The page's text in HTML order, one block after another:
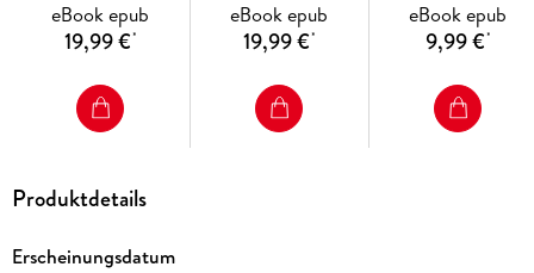
eBook epub
19,99 €*
eBook epub
19,99 €*
eBook epub
9,99 €*
Produktdetails
Erscheinungsdatum